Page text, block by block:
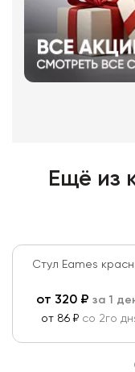
Ещё из
Стул Eames
от 320 ₽ за 1
от 86 ₽ со 2го